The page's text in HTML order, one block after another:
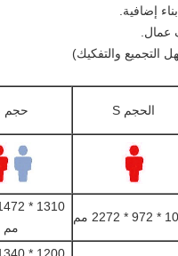
إضافية.
عمال.
التجميع والتفكيك)
الحجم S حجم
مم
مم